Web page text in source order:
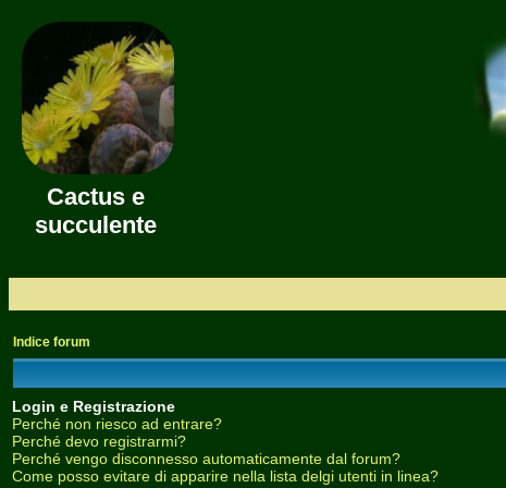
Cactus e
succulente
Indice forum
Login e Registrazione
Perché non riesco ad entrare?
Perché devo registrarmi?
Perché vengo disconnesso automaticamente dal forum?
Come posso evitare di apparire nella lista delgi utenti in linea?